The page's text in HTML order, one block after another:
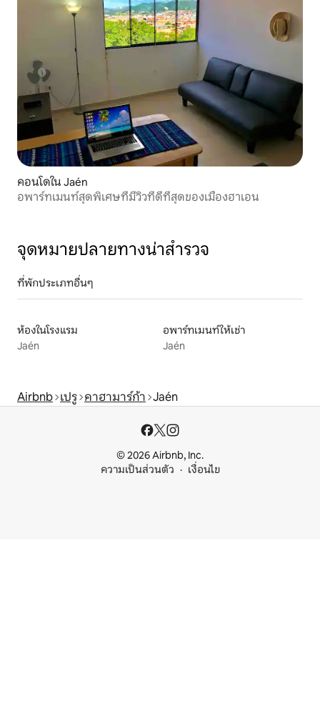
คอนโดใน Jaén
อพาร์ทเมนท์สุดพิเศษที่มีวิวที่ดีที่สุดของเมืองฮาเอน
จุดหมายปลายทางน่าสำรวจ
ที่พักประเภทอื่นๆ
ห้องในโรงแรม
Jaén
อพาร์ทเมนท์ให้เช่า
Jaén
Airbnb เปรู คาฮามาร์ก้า Jaén
© 2026 Airbnb, Inc.
ความเป็นส่วนตัว
เงื่อนไข